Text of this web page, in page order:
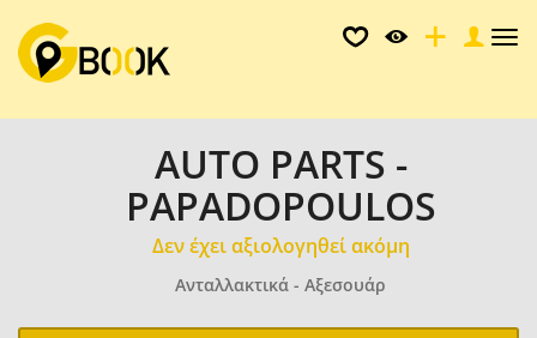
AUTO PARTS -
PAPADOPOULOS
Δεν έχει αξιολογηθεί ακόμη
Ανταλλακτικά - Αξεσουάρ